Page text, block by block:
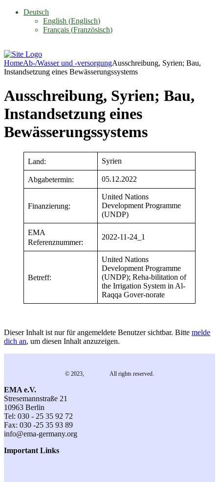
Deutsch
English (Englisch)
Français (Französisch)
HomeAb-/Wasser und -versorgungAusschreibung, Syrien; Bau,
Instandsetzung eines Bewässerungssystems
Ausschreibung, Syrien; Bau,
Instandsetzung eines
Bewässerungssystems
Land: Syrien
Abgabetermin: 05.12.2022
Finanzierung:
United Nations
Development Programme
(UNDP)
EMA
Referenznummer:
2022-11-24_1
Betreff:
United Nations
Development Programme
(UNDP); Reha-bilitation of
the Irrigation System in Al-
Raqqa Gover-norate
Dieser Inhalt ist nur für angemeldete Benutzer sichtbar. Bitte melde
dich an, um diesen Inhalt anzuzeigen.
© 2023, All rights reserved.
EMA e.V.
Stresemannstraße 21
10963 Berlin
Tel: 030 - 25 35 92 72
Fax: 030 -25 35 93 89
info@ema-germany.org
Important Links